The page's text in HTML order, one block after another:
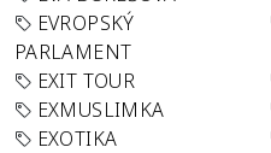
EVROPSKÝ
PARLAMENT
EXIT TOUR
EXMUSLIMKA
EXOTIKA